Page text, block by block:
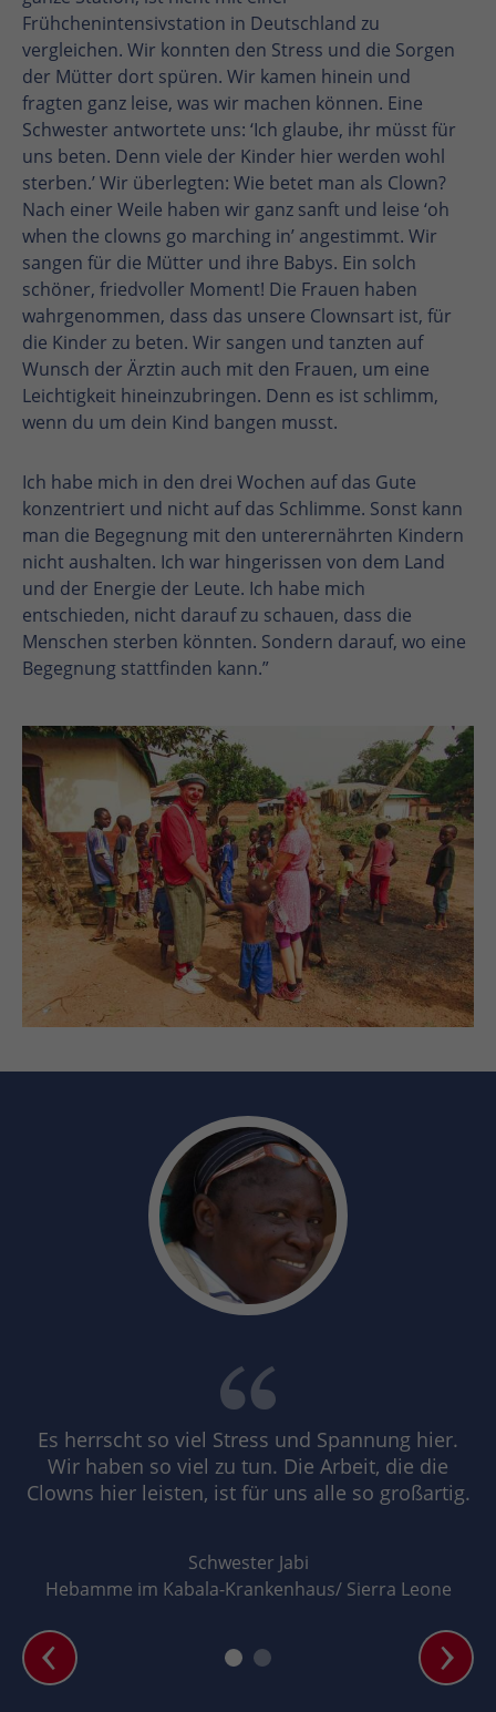
Frühchenintensivstation in Deutschland zu
vergleichen. Wir konnten den Stress und die Sorgen
der Mütter dort spüren. Wir kamen hinein und
fragten ganz leise, was wir machen können. Eine
Schwester antwortete uns: ‘Ich glaube, ihr müsst für
uns beten. Denn viele der Kinder hier werden wohl
sterben.’ Wir überlegten: Wie betet man als Clown?
Nach einer Weile haben wir ganz sanft und leise ‘oh
when the clowns go marching in’ angestimmt. Wir
sangen für die Mütter und ihre Babys. Ein solch
schöner, friedvoller Moment! Die Frauen haben
wahrgenommen, dass das unsere Clownsart ist, für
die Kinder zu beten. Wir sangen und tanzten auf
Wunsch der Ärztin auch mit den Frauen, um eine
Leichtigkeit hineinzubringen. Denn es ist schlimm,
wenn du um dein Kind bangen musst.
Ich habe mich in den drei Wochen auf das Gute
konzentriert und nicht auf das Schlimme. Sonst kann
man die Begegnung mit den unterernährten Kindern
nicht aushalten. Ich war hingerissen von dem Land
und der Energie der Leute. Ich habe mich
entschieden, nicht darauf zu schauen, dass die
Menschen sterben könnten. Sondern darauf, wo eine
Begegnung stattfinden kann.”
Es herrscht so viel Stress und Spannung hier.
Wir haben so viel zu tun. Die Arbeit, die die
Clowns hier leisten, ist für uns alle so großartig.
Schwester Jabi
Hebamme im Kabala-Krankenhaus/ Sierra Leone